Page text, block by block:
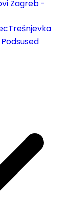
Zagreb -
Trešnjevka